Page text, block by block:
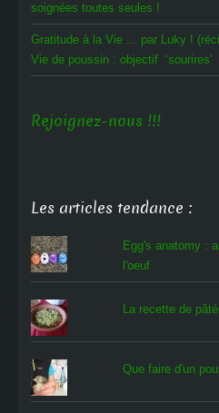
soignées toutes seules !
Gratitude à la Vie ... par Luky !
Vie de poussin : objectif ‘sourires’
Rejoignez-nous !!!
Les articles tendance :
Egg's anatomy :
l'oeuf
La recette de
Que faire d'un